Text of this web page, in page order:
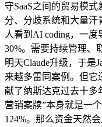
守SaaS之间的贸易模
分、分歧系统和大量汗
人看到AI coding，一
30%。需要持续管理、
明天Claude升级，于是
来越多雷同案例。但它
献了纳斯达克过去十多
营销案牍”本身就是一
124%。那么资金天然